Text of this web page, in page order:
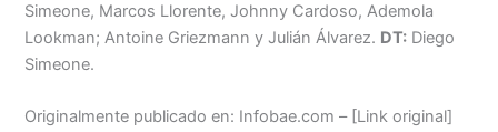
Simeone, Marcos Llorente, Johnny Cardoso, Ademola
Lookman; Antoine Griezmann y Julián Álvarez. DT: Diego
Simeone.
Originalmente publicado en: Infobae.com – [Link original]